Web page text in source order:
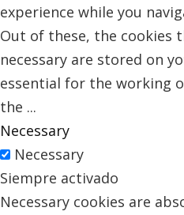
experience while you
Out of these, the cookies
necessary are stored on
essential for the working
the ...
Necessary
Necessary
Siempre activado
Necessary cookies are